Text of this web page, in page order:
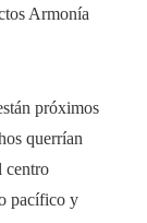
Armonía
próximos
querrían
centro
pacífico y